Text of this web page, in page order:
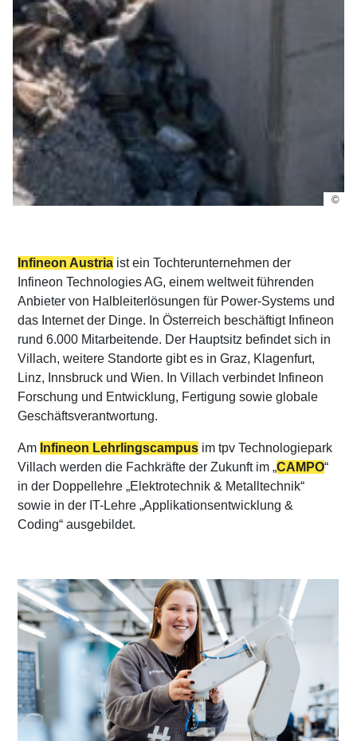
©
Infineon Austria ist ein Tochterunternehmen der
Infineon Technologies AG, einem weltweit führenden
Anbieter von Halbleiterlösungen für Power-Systems und
das Internet der Dinge. In Österreich beschäftigt Infineon
rund 6.000 Mitarbeitende. Der Hauptsitz befindet sich in
Villach, weitere Standorte gibt es in Graz, Klagenfurt,
Linz, Innsbruck und Wien. In Villach verbindet Infineon
Forschung und Entwicklung, Fertigung sowie globale
Geschäftsverantwortung.
Am Infineon Lehrlingscampus im tpv Technologiepark
Villach werden die Fachkräfte der Zukunft im „CAMPO“
in der Doppellehre „Elektrotechnik & Metalltechnik“
sowie in der IT-Lehre „Applikationsentwicklung &
Coding“ ausgebildet.